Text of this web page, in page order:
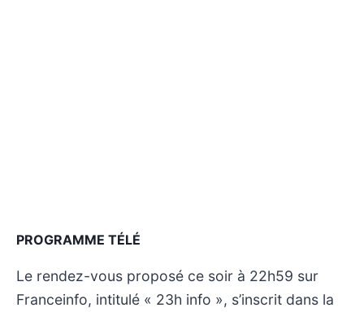
PROGRAMME TÉLÉ
Le rendez-vous proposé ce soir à 22h59 sur
Franceinfo, intitulé « 23h info », s’inscrit dans la